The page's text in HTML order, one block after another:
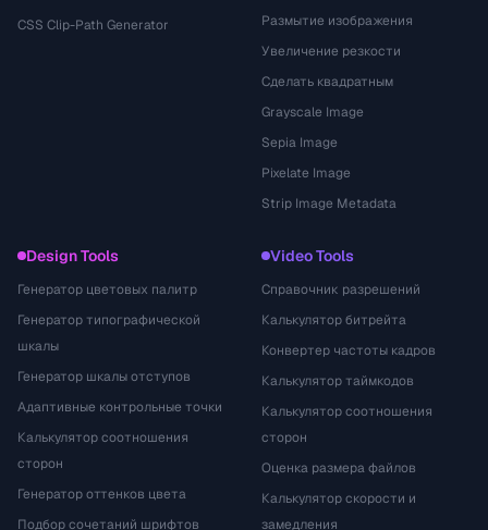
CSS Clip-Path Generator
Размытие изображения
Увеличение резкости
Сделать квадратным
Grayscale Image
Sepia Image
Pixelate Image
Strip Image Metadata
Design Tools
Генератор цветовых палитр
Генератор типографической
шкалы
Генератор шкалы отступов
Адаптивные контрольные точки
Калькулятор соотношения
сторон
Генератор оттенков цвета
Подбор сочетаний шрифтов
Video Tools
Справочник разрешений
Калькулятор битрейта
Конвертер частоты кадров
Калькулятор таймкодов
Калькулятор соотношения
сторон
Оценка размера файлов
Калькулятор скорости и
замедления